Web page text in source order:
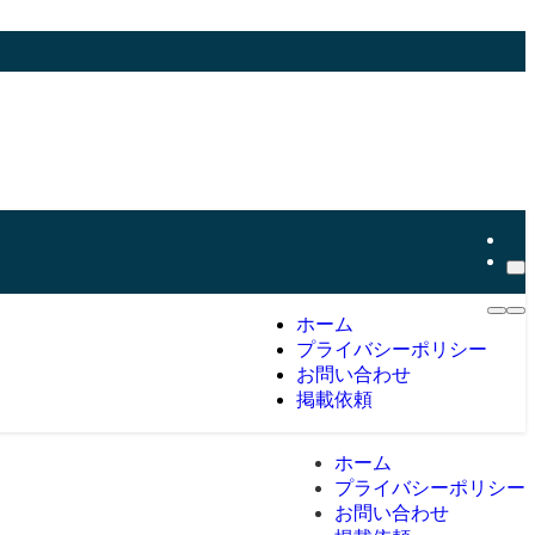
ホーム
プライバシーポリシー
お問い合わせ
掲載依頼
ホーム
プライバシーポリシー
お問い合わせ